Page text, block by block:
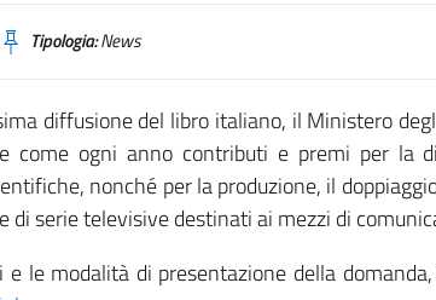
Tipologia:News
diffusione del libro italiano, il Ministero
come ogni anno contributi e premi per la
nonché per la produzione, il
di serie televisive destinati ai mezzi di
le modalità di presentazione della